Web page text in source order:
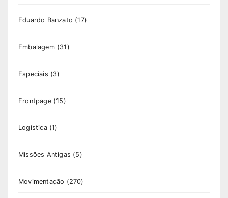
Eduardo Banzato (17)
Embalagem(31)
Especiais (3)
Frontpage(15)
Logística(1)
Missões Antigas (5)
Movimentação (270)